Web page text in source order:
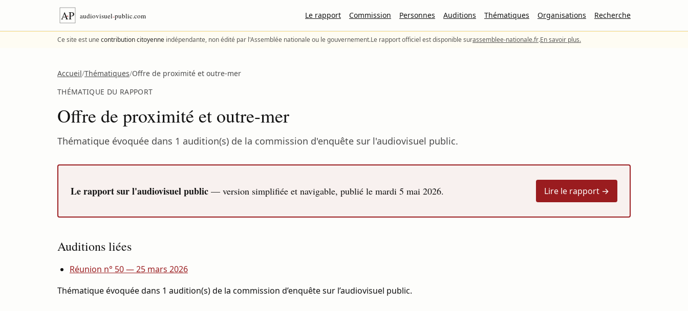
Aller au contenu
Le rapport Commission Personnes Auditions Thématiques Organisations Recherche
Ce site est unecontribution citoyenne indépendante, non édité par l'Assemblée nationale ou le gouvernement.Le rapport officiel est disponible surassemblee-nationale.fr.En savoir plus.
Accueil/Thématiques/Offre de proximité et outre-mer
THÉMATIQUE DU RAPPORT
Offre de proximité et outre-mer
Thématique évoquée dans 1 audition(s) de la commission d'enquête sur l'audiovisuel public.
Le rapport sur l'audiovisuel public — version simplifiée et navigable, publié le mardi 5 mai 2026. Lire le rapport →
Auditions liées
Réunion n° 50 — 25 mars 2026
Thématique évoquée dans 1 audition(s) de la commission d’enquête sur l’audiovisuel public.